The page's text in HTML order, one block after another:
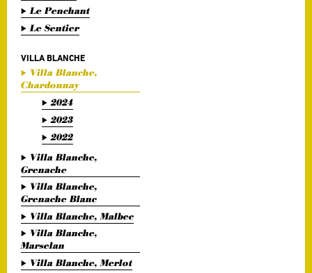
Le Penchant
Le Sentier
VILLA BLANCHE
Villa Blanche,
Chardonnay
2024
2023
2022
Villa Blanche,
Grenache
Villa Blanche,
Grenache Blanc
Villa Blanche, Malbec
Villa Blanche,
Marselan
Villa Blanche, Merlot